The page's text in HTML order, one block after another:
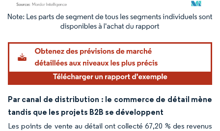
Image © Mordor Intelligence. La réutilisation nécessite une attribution sous CC BY
Par canal de distribution : le commerce de détail mène
tandis que les projets B2B se développent
Les points de vente au détail ont collecté 67,20 % des revenus